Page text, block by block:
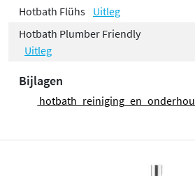
Hotbath Flühs Uitleg
Hotbath Plumber Friendly
Uitleg
Bijlagen